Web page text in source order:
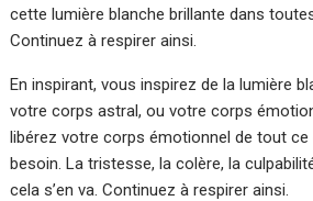
cette lumière blanche brillante dans
Continuez à respirer ainsi.
En inspirant, vous inspirez de la lumière
votre corps astral, ou votre corps
libérez votre corps émotionnel de tout ce
besoin. La tristesse, la colère, la
cela s’en va. Continuez à respirer ainsi.